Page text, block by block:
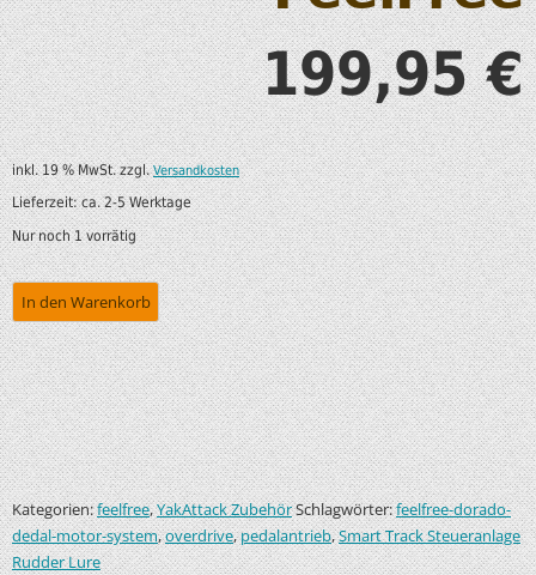
199,95€
inkl. 19 % MwSt. zzgl.Versandkosten
Lieferzeit:ca. 2-5 Werktage
Nur noch 1 vorrätig
In den Warenkorb
Kategorien:feelfree,YakAttack ZubehörSchlagwörter:feelfree-dorado-
dedal-motor-system,overdrive,pedalantrieb,Smart Track Steueranlage
Rudder Lure